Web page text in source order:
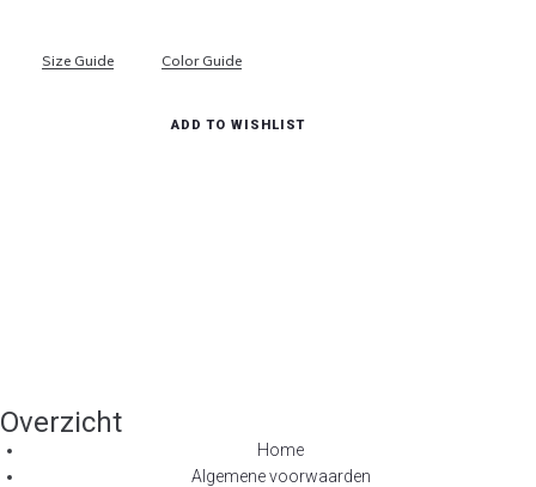
Size Guide Color Guide
ADD TO WISHLIST
Overzicht
Home
Algemene voorwaarden